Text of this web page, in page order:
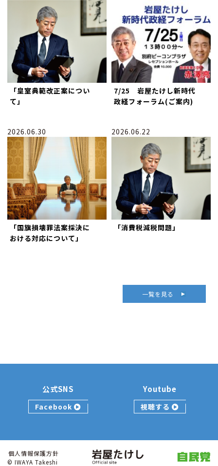
「皇室典範改正案につい
て」
7/25 岩屋たけし新時代
政経フォーラム(ご案内)
2026.06.30
「国旗損壊罪法案採決に
おける対応について」
2026.06.22
「消費税減税問題」
一覧を見る
公式SNS
Facebook
Youtube
視聴する
個人情報保護方針
© IWAYA Takeshi